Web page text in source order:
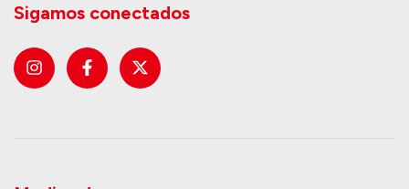
Sigamos conectados